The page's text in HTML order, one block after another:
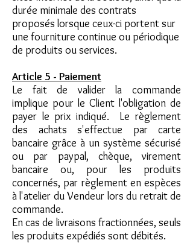
durée minimale des contrats
proposés lorsque ceux-ci portent sur
une fourniture continue ou périodique
de produits ou services.
Article 5 - Paiement
Le fait de valider la commande
implique pour le Client l'obligation de
payer le prix indiqué. Le règlement
des achats s'effectue par carte
bancaire grâce à un système sécurisé
ou par paypal, chèque, virement
bancaire ou, pour les produits
concernés, par règlement en espèces
à l'atelier du Vendeur lors du retrait de
commande.
En cas de livraisons fractionnées, seuls
les produits expédiés sont débités.